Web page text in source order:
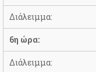
Διάλειμμα:
6η ώρα:
Διάλειμμα: